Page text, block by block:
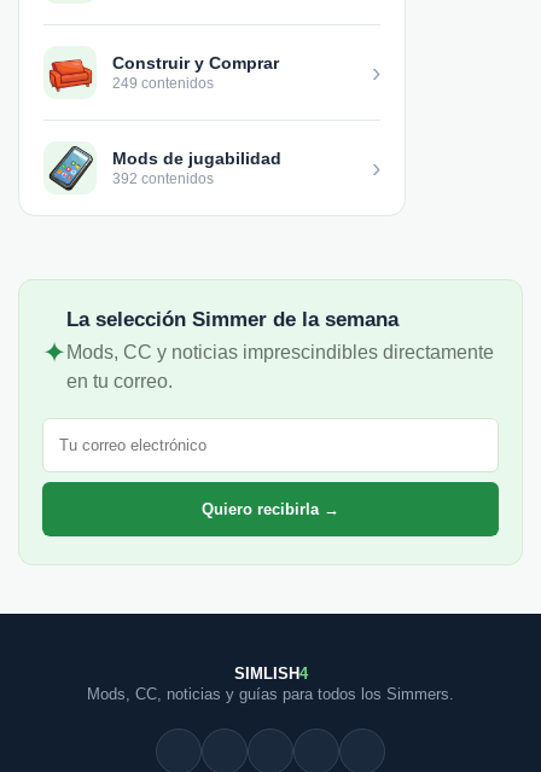
Construir y Comprar
249 contenidos ›
Mods de jugabilidad
392 contenidos ›
✦
La selección Simmer de la semana
Mods, CC y noticias imprescindibles directamente
en tu correo.
Correo electrónico
Quiero recibirla →
SIMLISH4
Mods, CC, noticias y guías para todos los Simmers.